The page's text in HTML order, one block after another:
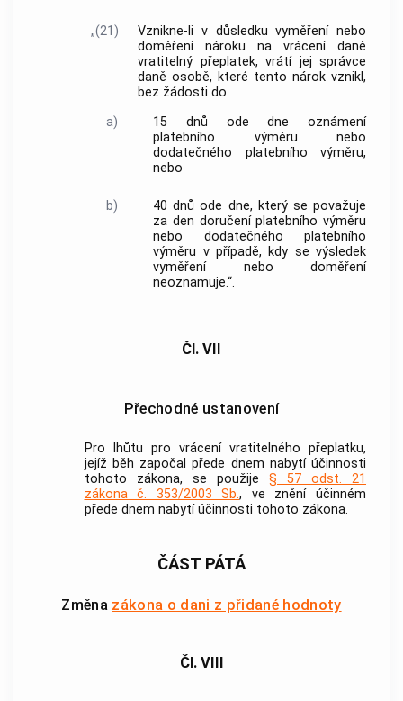
„(21)
Vznikne-li v důsledku vyměření nebo
doměření nároku na vrácení daně
vratitelný přeplatek, vrátí jej správce
daně osobě, které tento nárok vznikl,
bez žádosti do
a)
15 dnů ode dne oznámení
platebního výměru nebo
dodatečného platebního výměru,
nebo
b)
40 dnů ode dne, který se považuje
za den doručení platebního výměru
nebo dodatečného platebního
výměru v případě, kdy se výsledek
vyměření nebo doměření
neoznamuje.“.
Čl. VII
Přechodné ustanovení
Pro lhůtu pro vrácení vratitelného přeplatku,
jejíž běh započal přede dnem nabytí účinnosti
tohoto zákona, se použije § 57 odst. 21
zákona č. 353/2003 Sb., ve znění účinném
přede dnem nabytí účinnosti tohoto zákona.
ČÁST PÁTÁ
Změna zákona o dani z přidané hodnoty
Čl. VIII